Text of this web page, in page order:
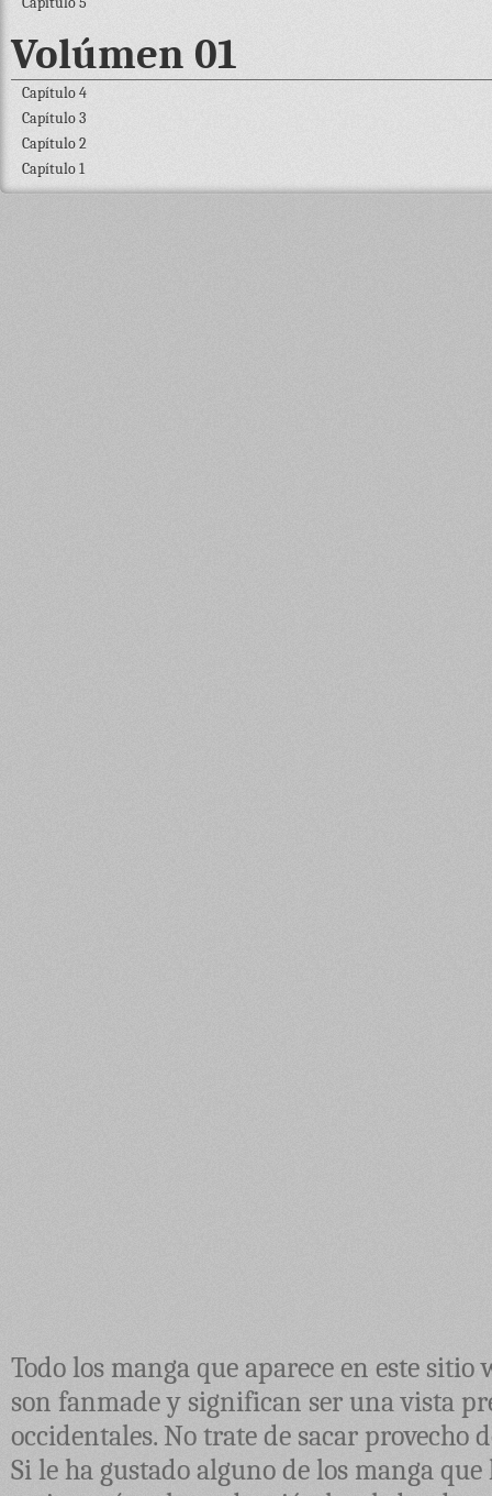
Volúmen 01
Capítulo 4
Capítulo 3
Capítulo 2
Capítulo 1
Todo los manga que aparece en este
son fanmade y significan ser una vista
occidentales. No trate de sacar provecho
Si le ha gustado alguno de los manga